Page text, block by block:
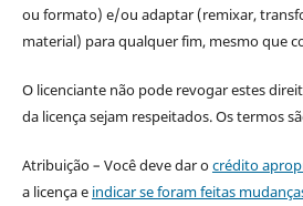
ou formato) e/ou adaptar (remixar,
material) para qualquer fim, mesmo que
O licenciante não pode revogar estes
da licença sejam respeitados. Os termos
Atribuição – Você deve dar ocrédito
a licença e indicar se foram feitas